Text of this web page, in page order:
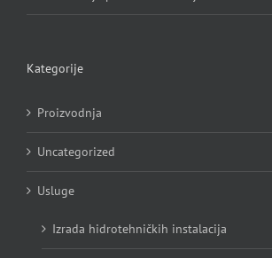
Kategorije
Proizvodnja
Uncategorized
Usluge
Izrada hidrotehničkih instalacija